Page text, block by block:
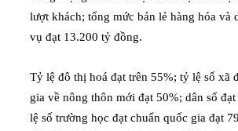
lượt khách; tổng mức bán lẻ hàng hóa và
vụ đạt 13.200 tỷ đồng.
Tỷ lệ đô thị hoá đạt trên 55%; tỷ lệ số xã
gia về nông thôn mới đạt 50%; dân số
lệ số trường học đạt chuẩn quốc gia đạt